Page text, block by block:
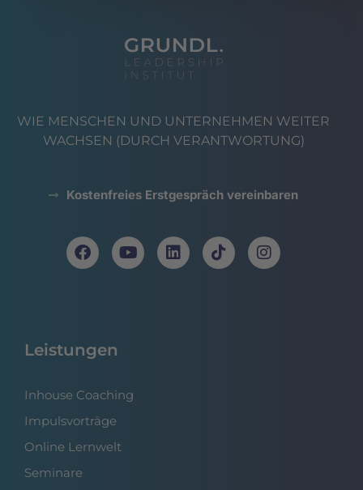
WIE MENSCHEN UND UNTERNEHMEN WEITER
WACHSEN (DURCH VERANTWORTUNG)
Kostenfreies Erstgespräch vereinbaren
Leistungen
Inhouse Coaching
Impulsvorträge
Online Lernwelt
Seminare